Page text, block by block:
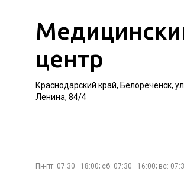
центр
Краснодарский край, Белореченск,
Ленина, 84/4
Пн-пт: 07:30—18:00; сб: 07:30—16:00; вс: